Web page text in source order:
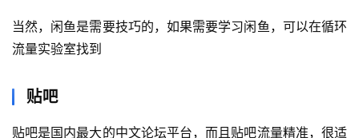
会
员
区
当然，闲鱼是需要技巧的，如果需要学习闲鱼，可以在循环
流量实验室找到
贴吧
贴吧是国内最大的中文论坛平台，而且贴吧流量精准，很适